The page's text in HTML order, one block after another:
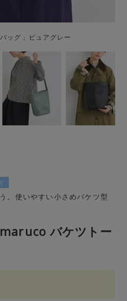
ッグ」ピュアグレー
。使いやすい小さめバケツ型
バケツトー